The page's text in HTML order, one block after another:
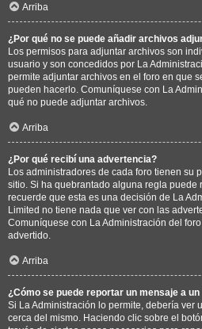
Arriba
¿Por qué no se puede añadir archivos
Los permisos para adjuntar archivos son
usuario y son concedidos por La
permite adjuntar archivos en el foro en que
pueden hacerlo. Comuníquese con La
qué no puede adjuntar archivos.
Arriba
¿Por qué recibí una advertencia?
Los administradores de cada foro tienen su
sitio. Si ha quebrantado alguna regla puede
recuerde que esta es una decisión de La
Limited no tiene nada que ver con las
Comuníquese con La Administración del
advertido.
Arriba
¿Cómo se puede reportar un mensaje a
Si La Administración lo permite, debería ver
cerca del mismo. Haciendo clic sobre el